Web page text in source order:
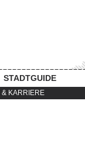
& KARRIERE
STADTGUIDE